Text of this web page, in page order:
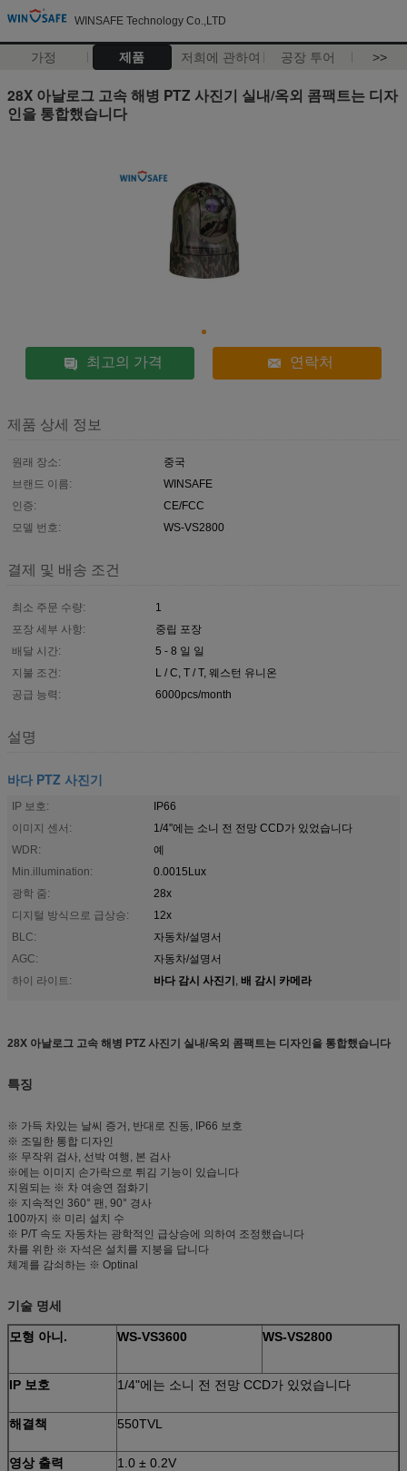
WINSAFE Technology Co.,LTD
가정 제품 저희에 관하여 공장 투어 >>
28X 아날로그 고속 해병 PTZ 사진기 실내/옥외 콤팩트는 디자
인을 통합했습니다
최고의 가격 연락처
제품 상세 정보
원래 장소:
중국
브랜드 이름:
WINSAFE
인증:
CE/FCC
모델 번호:
WS-VS2800
결제 및 배송 조건
최소 주문 수량:
1
포장 세부 사항:
중립 포장
배달 시간:
5 - 8 일 일
지불 조건:
L / C, T / T, 웨스턴 유니온
공급 능력:
6000pcs/month
설명
바다 PTZ 사진기
IP 보호:
IP66
이미지 센서:
1/4"에는 소니 전 전망 CCD가 있었습니다
WDR:
예
Min.illumination:
0.0015Lux
광학 줌:
28x
디지털 방식으로 급상승:
12x
BLC:
자동차/설명서
AGC:
자동차/설명서
하이 라이트:
바다 감시 사진기, 배 감시 카메라
28X 아날로그 고속 해병 PTZ 사진기 실내/옥외 콤팩트는 디자인을 통합했습니다
특징
※ 가득 차있는 날씨 증거, 반대로 진동, IP66 보호
※ 조밀한 통합 디자인
※ 무작위 검사, 선박 여행, 본 검사
※에는 이미지 손가락으로 튀김 기능이 있습니다
지원되는 ※ 차 여송연 점화기
※ 지속적인 360° 팬, 90° 경사
100까지 ※ 미리 설치 수
※ P/T 속도 자동차는 광학적인 급상승에 의하여 조정했습니다
차를 위한 ※ 자석은 설치를 지붕을 답니다
체계를 감쇠하는 ※ Optinal
기술 명세
모형 아니. WS-VS3600 WS-VS2800
IP 보호 1/4"에는 소니 전 전망 CCD가 있었습니다
해결책 550TVL
영상 출력 1.0 ± 0.2V